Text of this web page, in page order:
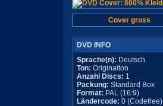
Cover gross
DVD INFO
Sprache(n): Deutsch
Ton: Originalton
Anzahl Discs: 1
Packung: Standard Box
Format: PAL (16:9)
Ländercode: 0 (Codefree)